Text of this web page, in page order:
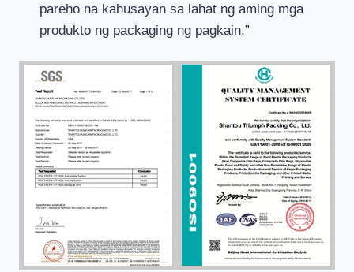
pareho na kahusayan sa lahat ng aming mga
produkto ng packaging ng pagkain.”